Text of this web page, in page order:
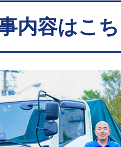
職種・
4ｔ平ボディ車
内容はこ